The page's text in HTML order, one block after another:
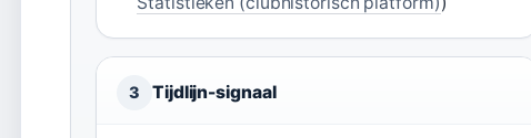
3 Tijdlijn-signaal